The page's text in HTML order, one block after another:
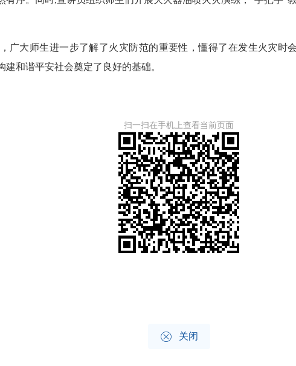
大师生进一步了解了火灾防范的重要性，懂得了在发生火灾时
和谐平安社会奠定了良好的基础。
扫一扫在手机上查看当前页面
 关闭